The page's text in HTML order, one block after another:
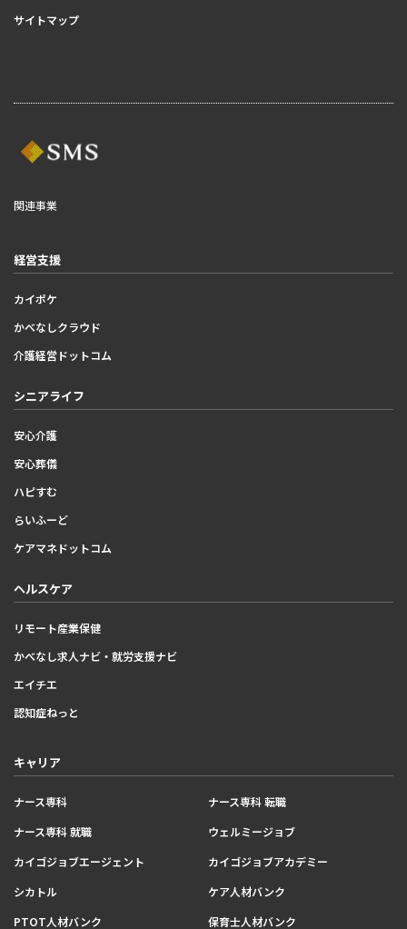
サイトマップ
関連事業
経営支援
カイポケ
かべなしクラウド
介護経営ドットコム
シニアライフ
安心介護
安心葬儀
ハピすむ
らいふーど
ケアマネドットコム
ヘルスケア
リモート産業保健
かべなし求人ナビ・就労支援ナビ
エイチエ
認知症ねっと
キャリア
ナース専科
ナース専科 転職
ナース専科 就職
ウェルミージョブ
カイゴジョブエージェント
カイゴジョブアカデミー
シカトル
ケア人材バンク
PTOT人材バンク
保育士人材バンク